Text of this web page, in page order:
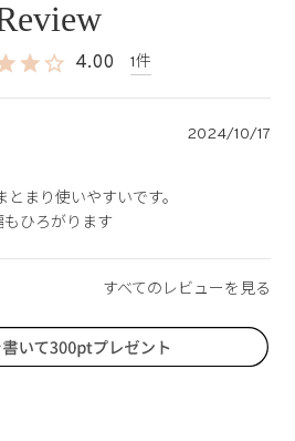
4.00 1
2024/10/17
まり使いやすいです。
もひろがります